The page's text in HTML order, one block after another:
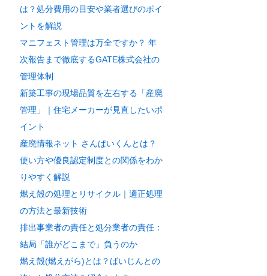
は？処分費用の目安や業者選びのポイ
ントを解説
マニフェスト管理は万全ですか？ 年
次報告まで徹底するGATE株式会社の
管理体制
新築工事の現場品質を左右する「産廃
管理」｜住宅メーカーが見直したいポ
イント
産廃情報ネット さんぱいくんとは？
使い方や優良認定制度との関係をわか
りやすく解説
燃え殻の処理とリサイクル｜適正処理
の方法と最新技術
排出事業者の責任と処分業者の責任：
結局「誰がどこまで」負うのか
燃え殻(燃えがら)とは？ばいじんとの